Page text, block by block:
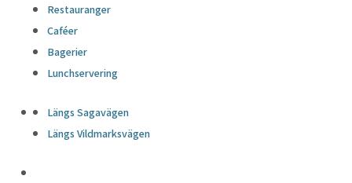
Restauranger
Caféer
Bagerier
Lunchservering
Längs Sagavägen
Längs Vildmarksvägen